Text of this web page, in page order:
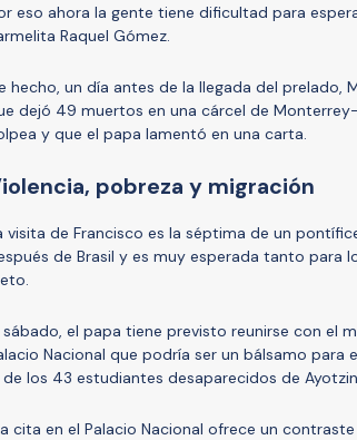
eso ahora la gente tiene dificultad para
Raquel Gómez.
hecho, un día antes de la llegada del
dejó 49 muertos en una cárcel de
y que el papa lamentó en una carta.
pobreza y migración
visita de Francisco es la séptima de un
de Brasil y es muy esperada tanto para
sábado, el papa tiene previsto reunirse con el
Nacional que podría ser un bálsamo
de los 43 estudiantes desaparecidos de
cita en el Palacio Nacional ofrece un